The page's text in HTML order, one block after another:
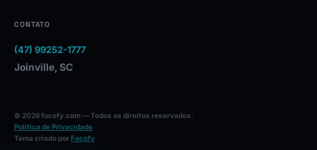
CONTATO
(47) 99252-1777
Joinville, SC
© 2026 focofy.com — Todos os direitos reservados.
Política de Privacidade
Tema criado porFocofy